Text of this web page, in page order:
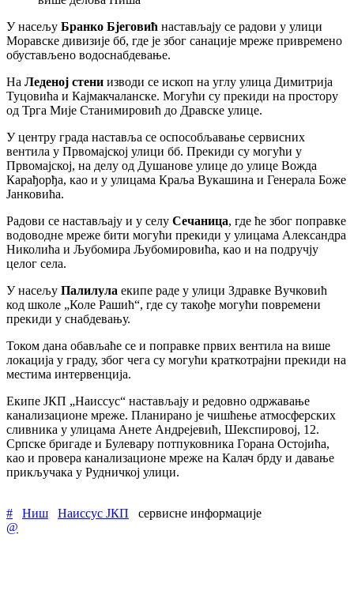
У насељу Бранко Бјеговић настављају се радови у улици
Моравске дивизије бб, где је због санације мреже привремено
обустављено водоснабдевање.
На Леденој стени изводи се ископ на углу улица Димитрија
Туцовића и Кајмакчаланске. Могући су прекиди на простору
од Трга Мије Станимировић до Дравске улице.
У центру града наставља се оспособљавање сервисних
вентила у Првомајској улици бб. Прекиди су могући у
Првомајској, на делу од Душанове улице до улице Вожда
Карађорђа, као и у улицама Краља Вукашина и Генерала Боже
Јанковића.
Радови се настављају и у селу Сечаница, где ће због поправке
водоводне мреже бити могући прекиди у улицама Александра
Николића и Љубомира Љубомировића, као и на подручју
целог села.
У насељу Палилула екипе раде у улици Здравке Вучковић
код школе „Коле Рашић“, где су такође могући повремени
прекиди у снабдевању.
Током дана обављаће се и поправке првих вентила на више
локација у граду, због чега су могући краткотрајни прекиди на
местима интервенција.
Екипе ЈКП „Наиссус“ настављају и редовно одржавање
канализационе мреже. Планирано је чишћење атмосферских
сливника у улицама Анете Андрејевић, Шекспировој, 12.
Српске бригаде и Булевару потпуковника Горана Остојића,
као и провера канализационе мреже на Калач брду и давање
прикључака у Рудничкој улици.
# Ниш Наиссус ЈКП
сервисне информације
@